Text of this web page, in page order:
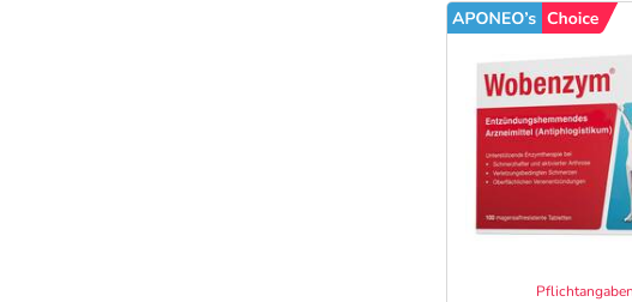
Pflichtangaben